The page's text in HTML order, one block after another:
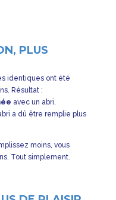
PLUS
identiques ont été
Résultat :
avec un abri.
a dû être remplie plus
moins, vous
Tout simplement.